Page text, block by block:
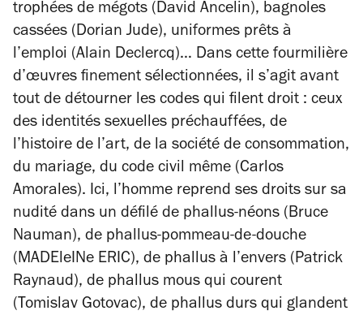
trophées de mégots (David Ancelin), bagnoles
cassées (Dorian Jude), uniformes prêts à
l’emploi (Alain Declercq)… Dans cette fourmilière
d’œuvres finement sélectionnées, il s’agit avant
tout de détourner les codes qui filent droit : ceux
des identités sexuelles préchauffées, de
l’histoire de l’art, de la société de consommation,
du mariage, du code civil même (Carlos
Amorales). Ici, l’homme reprend ses droits sur sa
nudité dans un défilé de phallus-néons (Bruce
Nauman), de phallus-pommeau-de-douche
(MADEleINe ERIC), de phallus à l’envers (Patrick
Raynaud), de phallus mous qui courent
(Tomislav Gotovac), de phallus durs qui glandent